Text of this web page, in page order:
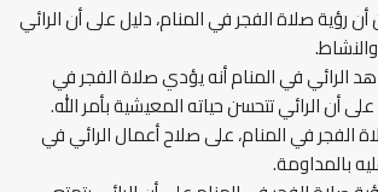
رؤية صلاة الفجر في المنام، دليل على أن الرائي
الرائي في المنام أنه يؤدي صلاة الفجر في
أن الرائي تتحسن حياته المعيشية بأمر الله.
الفجر في المنام، على صلاح أعمال الرائي في
بالمداومة.